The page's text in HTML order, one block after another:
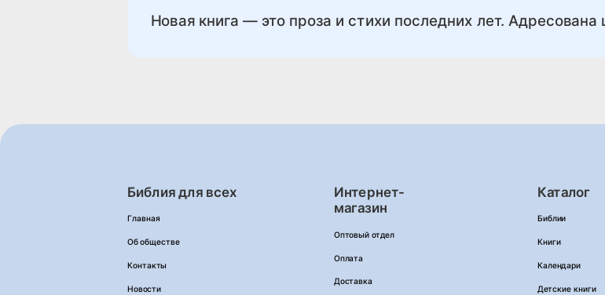
Новая книга — это проза и стихи последних лет. Адресована
Библия для всех
Главная
Об обществе
Контакты
Новости
Интернет-
магазин
Оптовый отдел
Оплата
Доставка
Каталог
Библии
Книги
Календари
Детские книги